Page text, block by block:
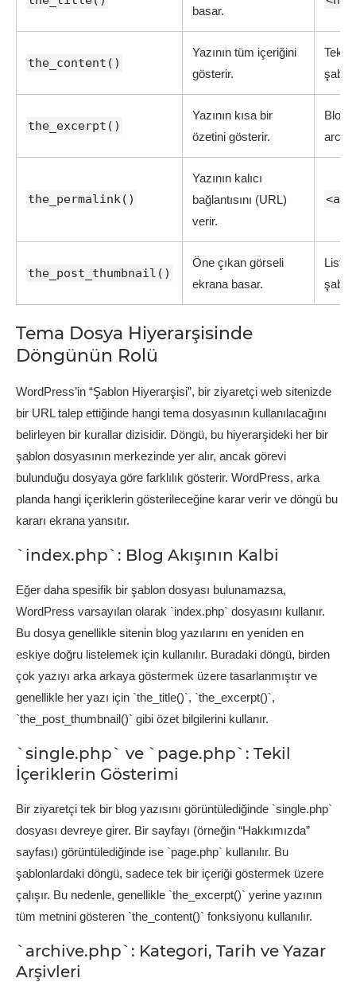
basar.
the_content()
Yazının tüm içeriğini
gösterir.
Tekil
the_excerpt()
Yazının kısa bir
özetini gösterir.
Blog
the_permalink()
Yazının kalıcı
bağlantısını (URL)
verir.
<a
the_post_thumbnail()
Öne çıkan görseli
ekrana basar.
Liste
Tema Dosya Hiyerarşisinde
Döngünün Rolü
WordPress’in “Şablon Hiyerarşisi”, bir ziyaretçi web sitenizde
bir URL talep ettiğinde hangi tema dosyasının kullanılacağını
belirleyen bir kurallar dizisidir. Döngü, bu hiyerarşideki her bir
şablon dosyasının merkezinde yer alır, ancak görevi
bulunduğu dosyaya göre farklılık gösterir. WordPress, arka
planda hangi içeriklerin gösterileceğine karar verir ve döngü bu
kararı ekrana yansıtır.
`index.php`: Blog Akışının Kalbi
Eğer daha spesifik bir şablon dosyası bulunamazsa,
WordPress varsayılan olarak `index.php` dosyasını kullanır.
Bu dosya genellikle sitenin blog yazılarını en yeniden en
eskiye doğru listelemek için kullanılır. Buradaki döngü, birden
çok yazıyı arka arkaya göstermek üzere tasarlanmıştır ve
genellikle her yazı için `the_title()`, `the_excerpt()`,
`the_post_thumbnail()` gibi özet bilgilerini kullanır.
`single.php` ve `page.php`: Tekil
İçeriklerin Gösterimi
Bir ziyaretçi tek bir blog yazısını görüntülediğinde `single.php`
dosyası devreye girer. Bir sayfayı (örneğin “Hakkımızda”
sayfası) görüntülediğinde ise `page.php` kullanılır. Bu
şablonlardaki döngü, sadece tek bir içeriği göstermek üzere
çalışır. Bu nedenle, genellikle `the_excerpt()` yerine yazının
tüm metnini gösteren `the_content()` fonksiyonu kullanılır.
`archive.php`: Kategori, Tarih ve Yazar
Arşivleri